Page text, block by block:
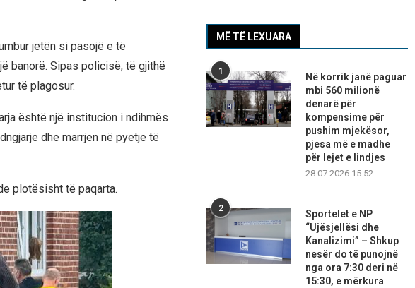
jetën si pasojë e të
banorë. Sipas policisë, të gjithë
të plagosur.
është një institucion i ndihmës
dhe marrjen në pyetje të
plotësisht të paqarta.
MË TË LEXUARA
1
Në korrik janë paguar
mbi 560 milionë
denarë për
kompensime për
pushim mjekësor,
pjesa më e madhe
për lejet e lindjes
28.07.2026 15:52
2
Sportelet e NP
“Ujësjellësi dhe
Kanalizimi” – Shkup
nesër do të punojnë
nga ora 7:30 deri në
15:30, e mërkura